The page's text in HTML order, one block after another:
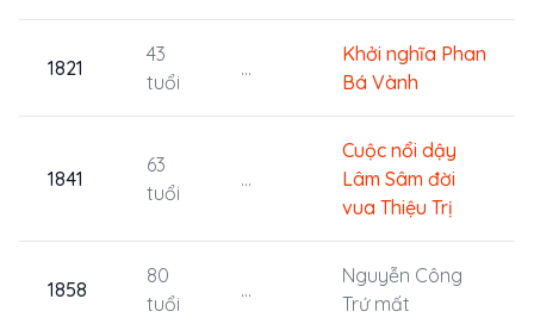
1821
43
tuổi
...
Khởi nghĩa Phan
Bá Vành
1841
63
tuổi
...
Cuộc nổi dậy
Lâm Sâm đời
vua Thiệu Trị
1858
80
tuổi
...
Nguyễn Công
Trứ mất